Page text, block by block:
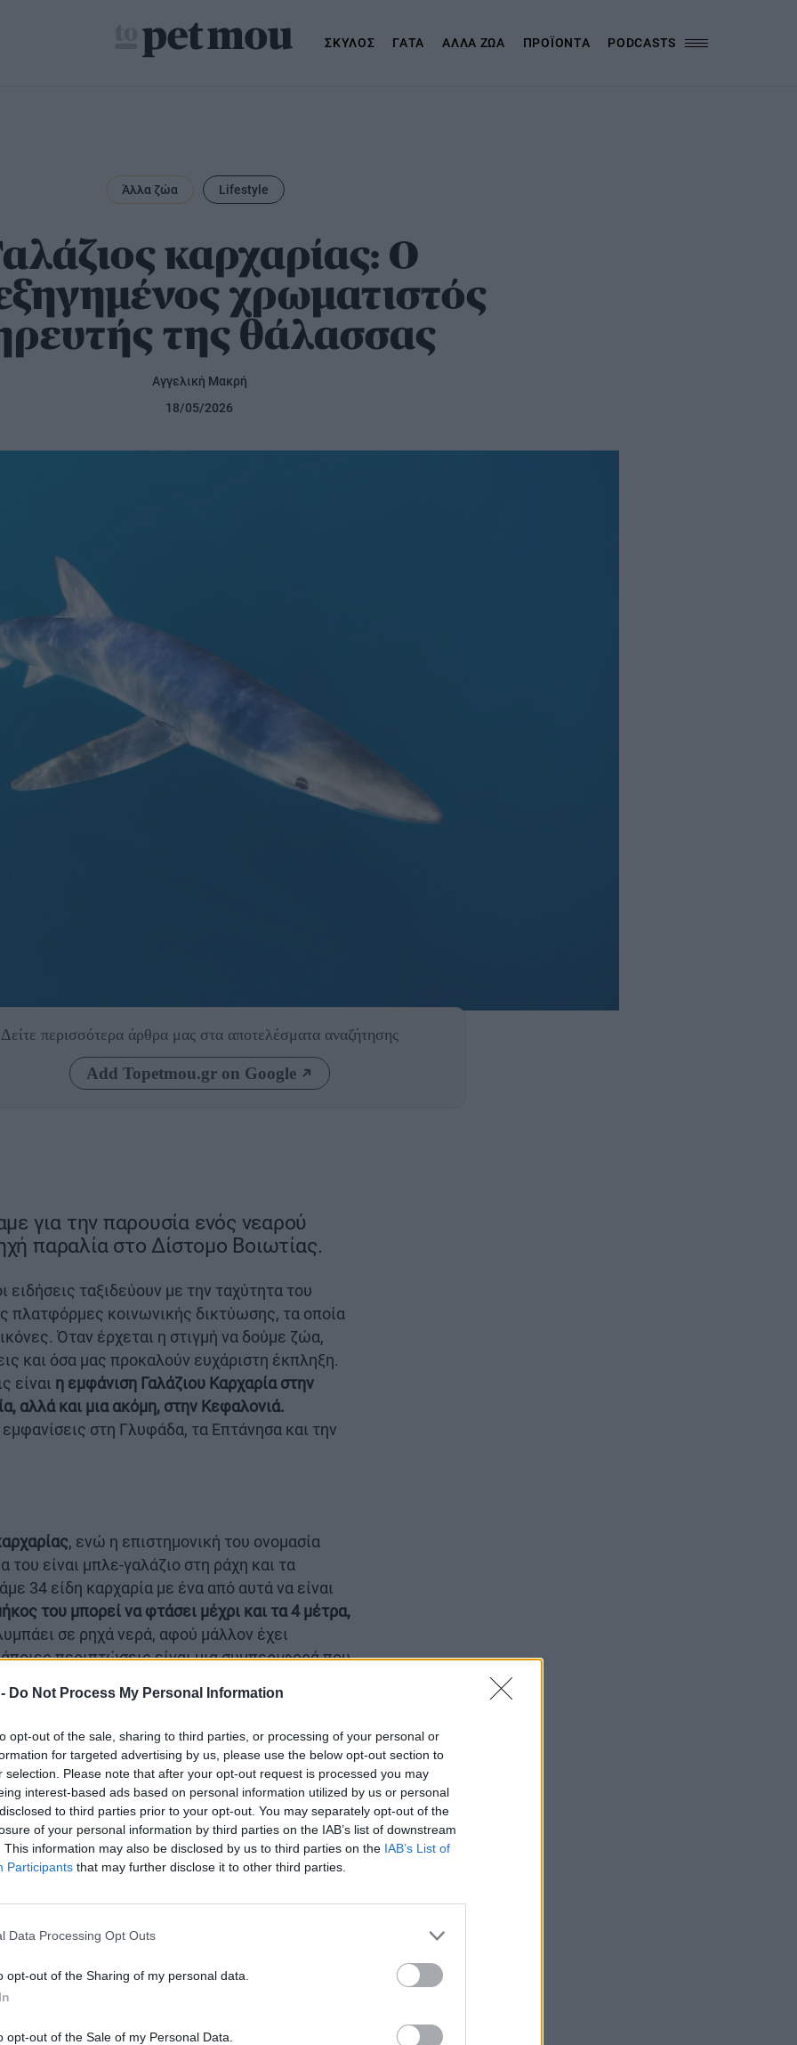
Do Not Process My Personal Information
opt-out of the sale, sharing to third parties, or processing of your personal or
for targeted advertising by us, please use the below opt-out section to
selection. Please note that after your opt-out request is processed you may
interest-based ads based on personal information utilized by us or personal
to third parties prior to your opt-out. You may separately opt-out of the
of your personal information by third parties on the IAB’s list of downstream
This information may also be disclosed by us to third parties on the IAB’s List of
Participants that may further disclose it to other third parties.
Data Processing Opt Outs
opt-out of the Sharing of my personal data.
opt-out of the Sale of my Personal Data.
ΣΚΥΛΟΣ ΓΑΤΑ ΑΛΛΑ ΖΩΑ ΠΡΟΪΟΝΤΑ PODCASTS
Lifestyle
Άλλα ζώα
καρχαρίας: Ο
χρωματιστός
της θάλασσας
Αγγελική Μακρή
18/05/2026
Δείτε περισσότερα άρθρα μας στα αποτελέσματα αναζήτησης
Add Topetmou.gr on Google
για την παρουσία ενός νεαρού
παραλία στο Δίστομο Βοιωτίας.
ταξιδεύουν με την ταχύτητα του
πλατφόρμες κοινωνικής δικτύωσης, τα οποία
Όταν έρχεται η στιγμή να δούμε ζώα,
και όσα μας προκαλούν ευχάριστη έκπληξη.
είναι η εμφάνιση Γαλάζιου Καρχαρία στην
αλλά και μια ακόμη, στην Κεφαλονιά.
στη Γλυφάδα, τα Επτάνησα και την
, ενώ η επιστημονική του ονομασία
του είναι μπλε-γαλάζιο στη ράχη και τα
34 είδη καρχαρία με ένα από αυτά να είναι
του μπορεί να φτάσει μέχρι και τα 4 μέτρα,
σε ρηχά νερά, αφού μάλλον έχει
περιπτώσεις είναι μια συμπεριφορά που